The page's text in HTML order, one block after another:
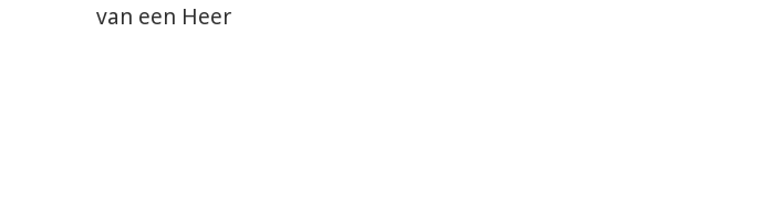
van een Heer